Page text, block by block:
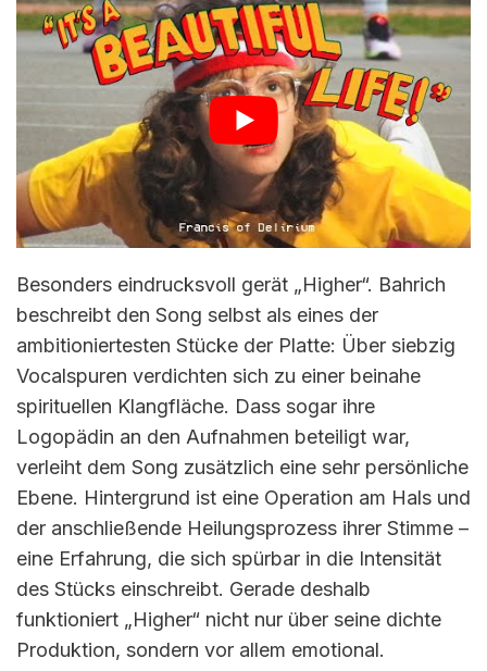
Besonders eindrucksvoll gerät „Higher“. Bahrich
beschreibt den Song selbst als eines der
ambitioniertesten Stücke der Platte: Über siebzig
Vocalspuren verdichten sich zu einer beinahe
spirituellen Klangfläche. Dass sogar ihre
Logopädin an den Aufnahmen beteiligt war,
verleiht dem Song zusätzlich eine sehr persönliche
Ebene. Hintergrund ist eine Operation am Hals und
der anschließende Heilungsprozess ihrer Stimme –
eine Erfahrung, die sich spürbar in die Intensität
des Stücks einschreibt. Gerade deshalb
funktioniert „Higher“ nicht nur über seine dichte
Produktion, sondern vor allem emotional.